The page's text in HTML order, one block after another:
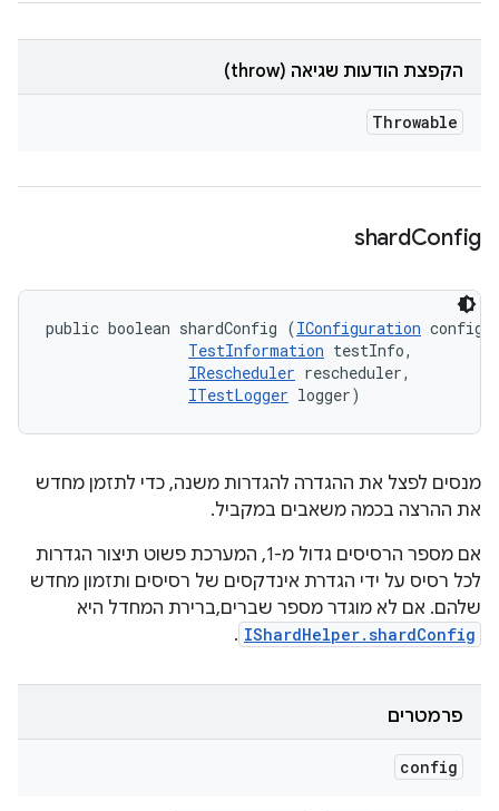
הקפצת הודעות שגיאה (throw)
Throwable
shardConfig
public boolean shardConfig (IConfiguration
TestInformation testInfo,
IRescheduler rescheduler,
ITestLogger logger)
מנסים לפצל את ההגדרה להגדרות משנה, כדי לתזמן מחדש
את ההרצה בכמה משאבים במקביל.
אם מספר הרסיסים גדול מ-1, המערכת פשוט תיצור הגדרות
לכל רסיס על ידי הגדרת אינדקסים של רסיסים ותזמון מחדש
שלהם. אם לא מוגדר מספר שברים,ברירת המחדל היא
IShardHelper.shardConfig
.
פרמטרים
config